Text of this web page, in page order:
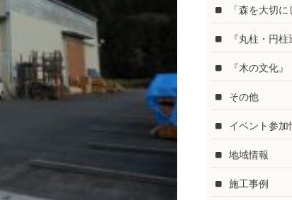
「森を大切
『丸柱・円柱
『木の文化』
その他
イベント参加
地域情報
施工事例